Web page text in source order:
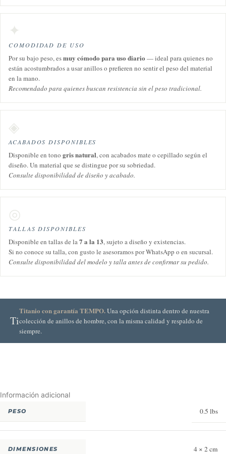
✦
COMODIDAD DE USO
Por su bajo peso, esmuy cómodo para uso diario — ideal para quienes no
están acostumbrados a usar anillos o prefieren no sentir el peso del material
en la mano.
Recomendado para quienes buscan resistencia sin el peso tradicional.
◈
ACABADOS DISPONIBLES
Disponible en tono gris natural, con acabados mate o cepillado según el
diseño. Un material que se distingue por su sobriedad.
Consulte disponibilidad de diseño y acabado.
◎
TALLAS DISPONIBLES
Disponible en tallas de la7 a la 13, sujeto a diseño y existencias.
Si no conoce su talla, con gusto le asesoramos por WhatsApp o en sucursal.
Consulte disponibilidad del modelo y talla antes de confirmar su pedido.
Ti
Titanio con garantía TEMPO.Una opción distinta dentro de nuestra
colección de anillos de hombre, con la misma calidad y respaldo de
siempre.
Información adicional
PESO 0.5 lbs
DIMENSIONES 4 × 2 cm